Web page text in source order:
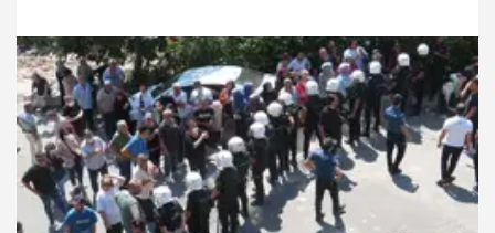
18.03.2023 Diğer Sporlar